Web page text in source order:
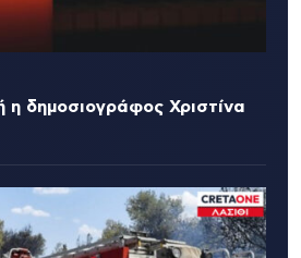
δημοσιογράφος Χριστίνα